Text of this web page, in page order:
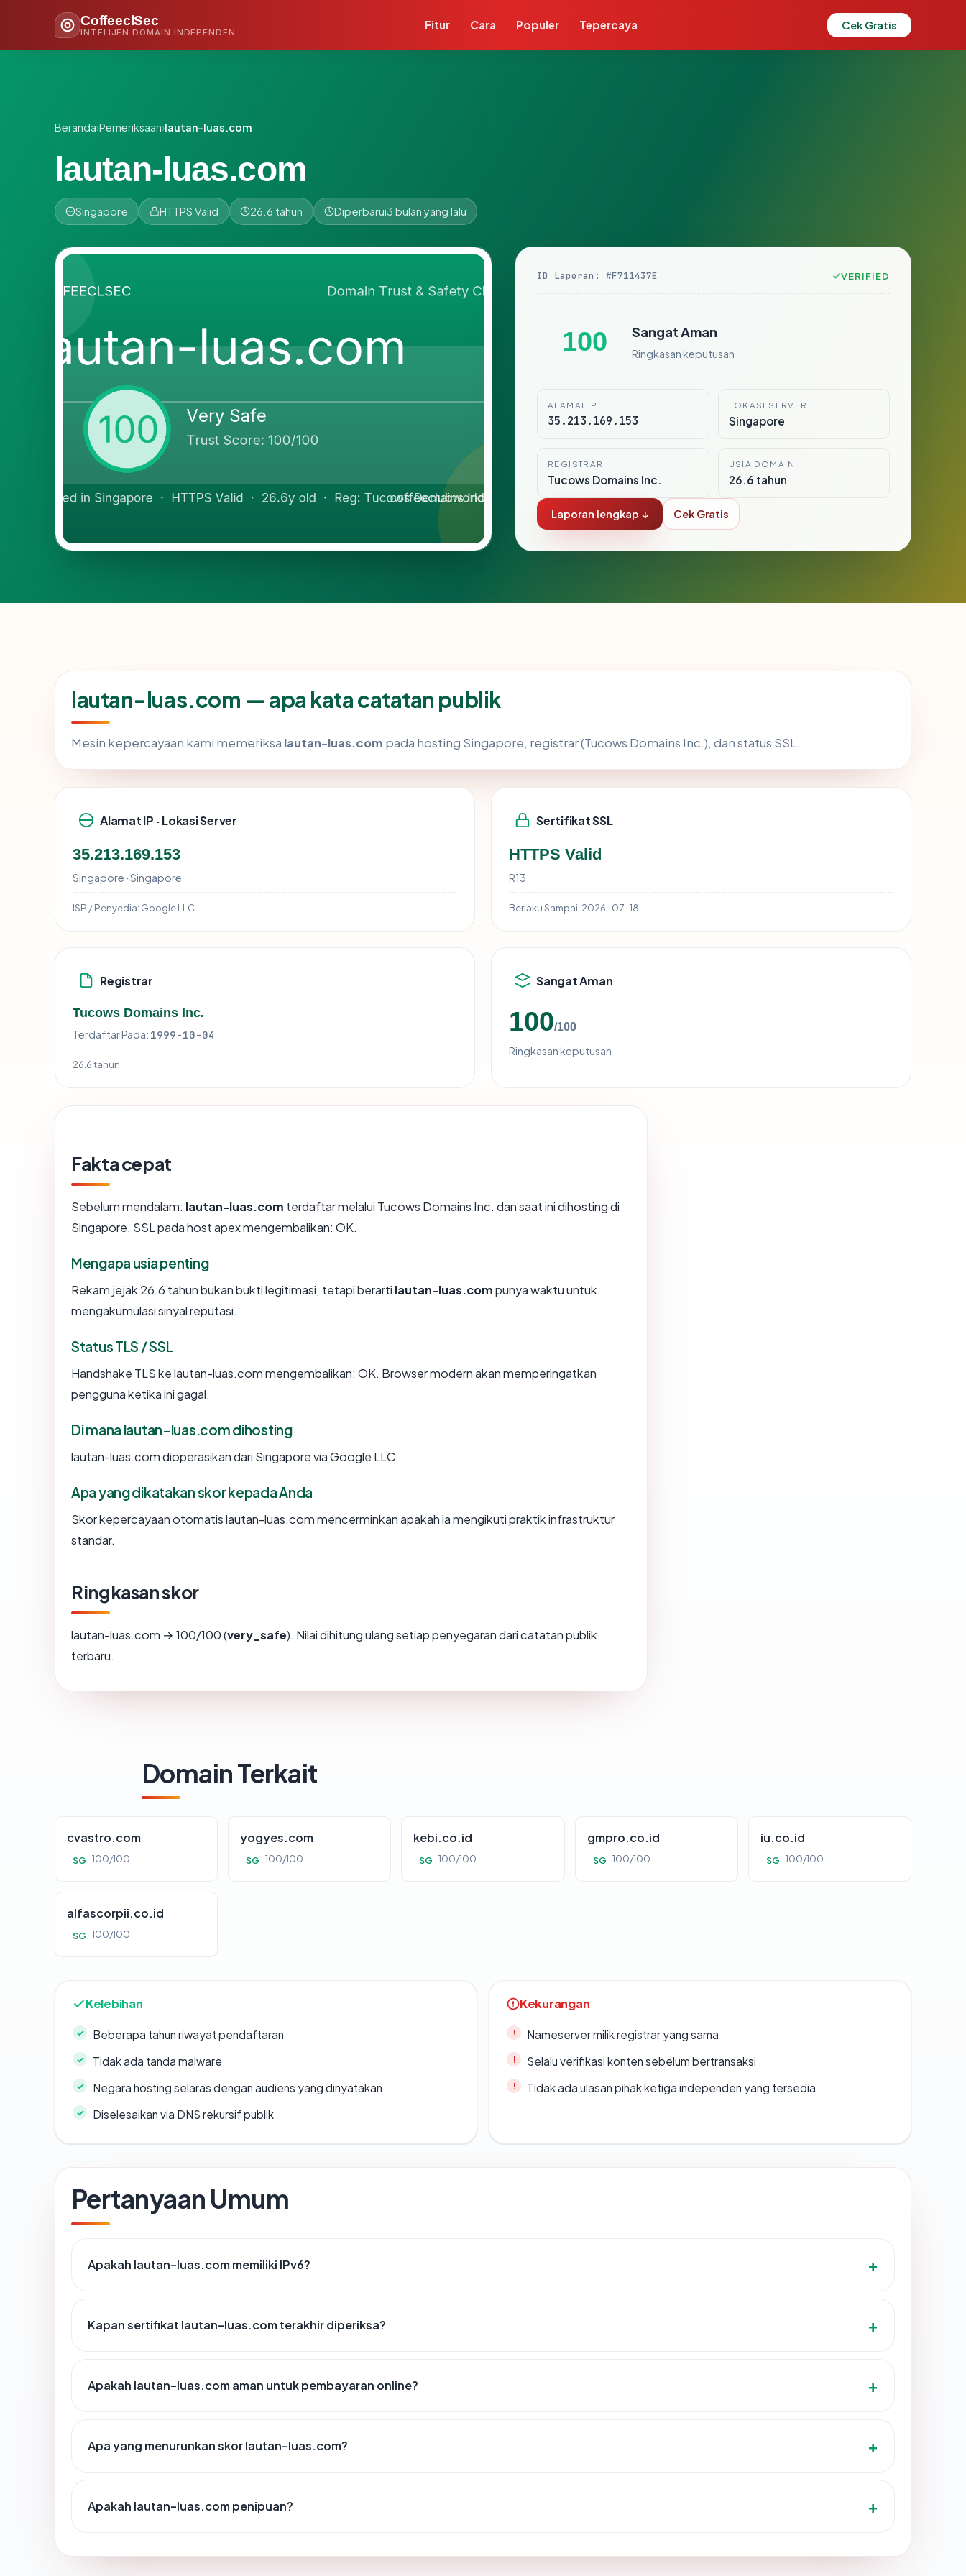
CoffeeclSec
INTELIJEN DOMAIN INDEPENDEN
Fitur Cara Populer Tepercaya Cek Gratis
Beranda›Pemeriksaan›lautan-luas.com
lautan-luas.com
Singapore HTTPS Valid 26.6 tahun Diperbarui3 bulan yang lalu
ID Laporan: #F711437E VERIFIED
100 Sangat Aman
Ringkasan keputusan
ALAMAT IP
35.213.169.153
LOKASI SERVER
Singapore
REGISTRAR
Tucows Domains Inc.
USIA DOMAIN
26.6 tahun
Laporan lengkap ↓ Cek Gratis
lautan-luas.com — apa kata catatan publik
Mesin kepercayaan kami memeriksa lautan-luas.com pada hosting Singapore, registrar (Tucows Domains Inc.), dan status SSL.
Alamat IP · Lokasi Server
35.213.169.153
Singapore · Singapore
ISP / Penyedia: Google LLC
Sertifikat SSL
HTTPS Valid
R13
Berlaku Sampai: 2026-07-18
Registrar
Tucows Domains Inc.
Terdaftar Pada: 1999-10-04
26.6 tahun
Sangat Aman
100/100
Ringkasan keputusan
Fakta cepat
Sebelum mendalam: lautan-luas.com terdaftar melalui Tucows Domains Inc. dan saat ini dihosting di
Singapore. SSL pada host apex mengembalikan: OK.
Mengapa usia penting
Rekam jejak 26.6 tahun bukan bukti legitimasi, tetapi berarti lautan-luas.compunya waktu untuk
mengakumulasi sinyal reputasi.
Status TLS / SSL
Handshake TLS ke lautan-luas.com mengembalikan: OK. Browser modern akan memperingatkan
pengguna ketika ini gagal.
Di mana lautan-luas.com dihosting
lautan-luas.com dioperasikan dari Singapore via Google LLC.
Apa yang dikatakan skor kepada Anda
Skor kepercayaan otomatis lautan-luas.com mencerminkan apakah ia mengikuti praktik infrastruktur
standar.
Ringkasan skor
lautan-luas.com → 100/100 (very_safe). Nilai dihitung ulang setiap penyegaran dari catatan publik
terbaru.
Domain Terkait
cvastro.com
SG 100/100
yogyes.com
SG 100/100
kebi.co.id
SG 100/100
gmpro.co.id
SG 100/100
iu.co.id
SG 100/100
alfascorpii.co.id
SG 100/100
Kelebihan
Beberapa tahun riwayat pendaftaran
Tidak ada tanda malware
Negara hosting selaras dengan audiens yang dinyatakan
Diselesaikan via DNS rekursif publik
Kekurangan
Nameserver milik registrar yang sama
Selalu verifikasi konten sebelum bertransaksi
Tidak ada ulasan pihak ketiga independen yang tersedia
Pertanyaan Umum
Apakah lautan-luas.com memiliki IPv6?
Kapan sertifikat lautan-luas.com terakhir diperiksa?
Apakah lautan-luas.com aman untuk pembayaran online?
Apa yang menurunkan skor lautan-luas.com?
Apakah lautan-luas.com penipuan?